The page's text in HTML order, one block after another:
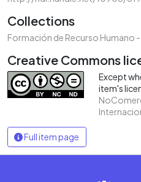
Collections
Formación de Recurso Humano -
Creative Commons
Except
item's
Full item page